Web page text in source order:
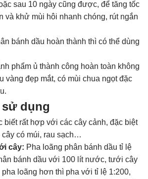
sau 10 ngày cũng được, để tăng tốc
và khử mùi hôi nhanh chóng, rút ngắn
bánh dầu hoàn thành thì có thể dùng
phẩm ủ thành công hoàn toàn không
vàng đẹp mắt, có mùi chua ngọt đặc
dụng
biết rất hợp với các cây cảnh, đặc biệt
cây có múi, rau sạch…
cây: Pha loãng phân bánh dầu tỉ lệ
bánh dầu với 100 lít nước, tưới cây
loãng hơn thì pha với tỉ lệ 1:200,